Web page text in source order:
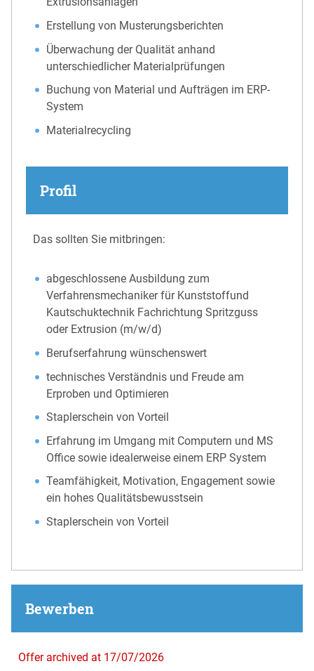
Erstellung von Musterungsberichten
Überwachung der Qualität anhand
unterschiedlicher Materialprüfungen
Buchung von Material und Aufträgen im ERP-
System
Materialrecycling
Profil
Das sollten Sie mitbringen:
abgeschlossene Ausbildung zum
Verfahrensmechaniker für Kunststoffund
Kautschuktechnik Fachrichtung Spritzguss
oder Extrusion (m/w/d)
Berufserfahrung wünschenswert
technisches Verständnis und Freude am
Erproben und Optimieren
Staplerschein von Vorteil
Erfahrung im Umgang mit Computern und MS
Office sowie idealerweise einem ERP System
Teamfähigkeit, Motivation, Engagement sowie
ein hohes Qualitätsbewusstsein
Staplerschein von Vorteil
Bewerben
Offer archived at 17/07/2026